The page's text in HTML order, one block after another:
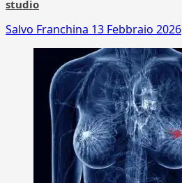
studio
Salvo Franchina 13 Febbraio 2026